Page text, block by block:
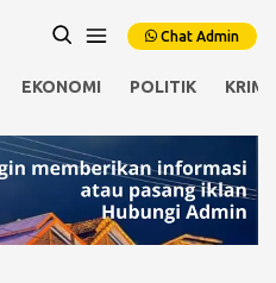
Chat Admin
EKONOMI POLITIK